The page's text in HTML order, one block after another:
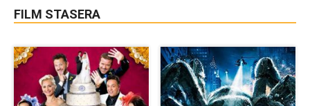
FILM STASERA